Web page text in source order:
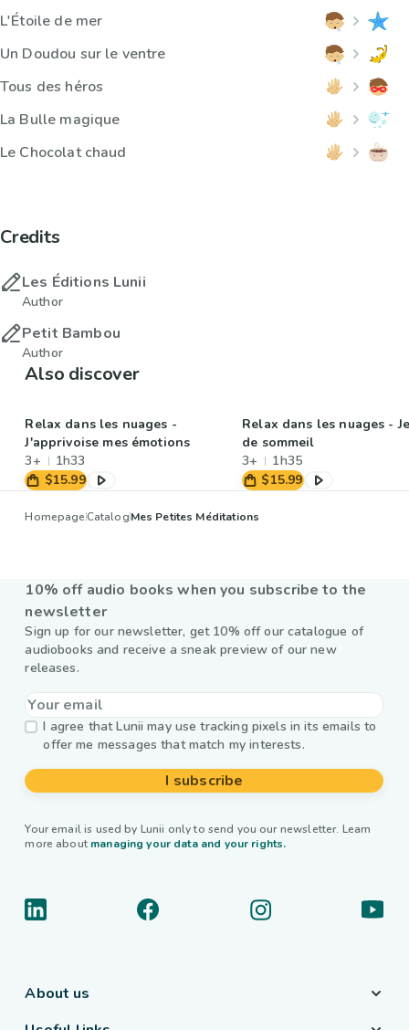
L'Étoile de mer
Un Doudou sur le ventre
Tous des héros
La Bulle magique
Le Chocolat chaud
Credits
Les Éditions Lunii
Author
Petit Bambou
Author
Also discover
Relax dans les nuages -
J'apprivoise mes émotions
3+
1h33
$15.99
Relax dans les nuages -
de sommeil
3+
1h35
$15.99
HomepageCatalogMes Petites Méditations
10% off audio books when you subscribe to the
newsletter
Sign up for our newsletter, get 10% off our catalogue of
audiobooks and receive a sneak preview of our new
releases.
I agree that Lunii may use tracking pixels in its emails to
offer me messages that match my interests.
I subscribe
Your email is used by Lunii only to send you our newsletter. Learn
more about managing your data and your rights.
About us